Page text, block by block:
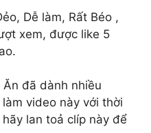
Dễ làm, Rất Béo ,
xem, được like 5
Ăn đã dành nhiều
video này với thời
lan toả clíp này để